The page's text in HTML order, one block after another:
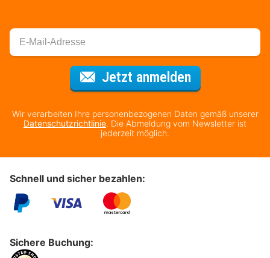
Jetzt anmeldenFür den
Wir verarbeiten Ihre personenbezogenen Daten gemäß unserer
Datenschutzrichtlinie. Die Abmeldung vom Newsletter ist
jederzeit möglich.
Schnell und sicher bezahlen:
Sichere Buchung: